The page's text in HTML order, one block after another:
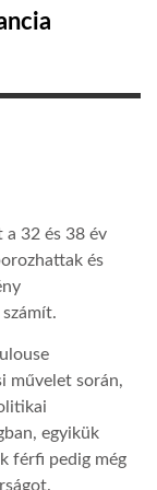
a 32 és 38 év
és
művelet során,
egyikük
férfi pedig még